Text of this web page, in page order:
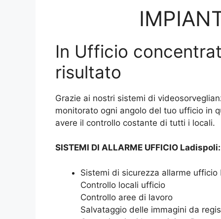
In Ufficio
risultato
Grazie ai nostri sistemi di
monitorato ogni angolo del tuo ufficio in
avere il controllo costante di tutti i locali.
SISTEMI DI ALLARME UFFICIO Ladispoli:
Sistemi di sicurezza allarme ufficio
Controllo locali ufficio
Controllo aree di lavoro
Salvataggio delle immagini da